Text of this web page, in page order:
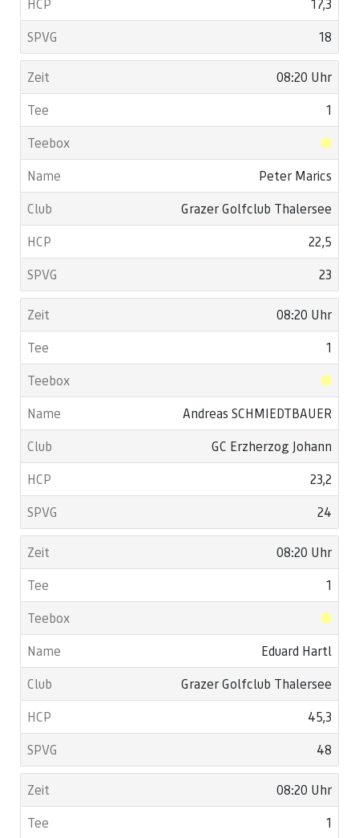
17,3
18
08:20 Uhr
1
Peter Marics
Grazer Golfclub Thalersee
22,5
23
08:20 Uhr
1
Andreas SCHMIEDTBAUER
GC Erzherzog Johann
23,2
24
08:20 Uhr
1
Eduard Hartl
Grazer Golfclub Thalersee
45,3
48
08:20 Uhr
1